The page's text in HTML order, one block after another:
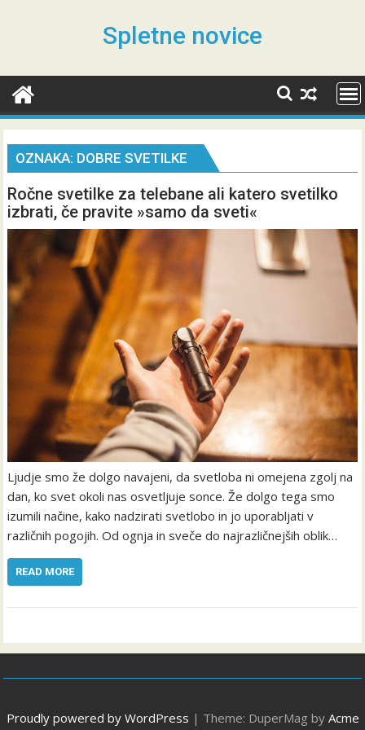
Spletne novice
OZNAKA: DOBRE SVETILKE
Ročne svetilke za telebane ali katero svetilko
izbrati, če pravite »samo da sveti«
Ljudje smo že dolgo navajeni, da svetloba ni omejena zgolj na
dan, ko svet okoli nas osvetljuje sonce. Že dolgo tega smo
izumili načine, kako nadzirati svetlobo in jo uporabljati v
različnih pogojih. Od ognja in sveče do najrazličnejših oblik…
READ MORE
Proudly powered by WordPress | Theme: DuperMag by Acme